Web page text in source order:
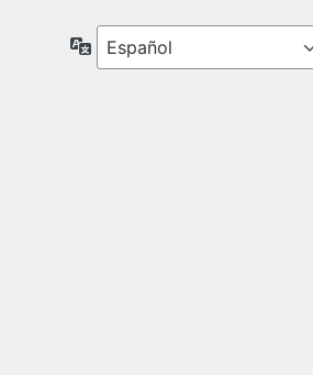
Idioma